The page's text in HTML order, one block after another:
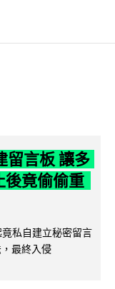
留言板 讓多
後竟偷偷重
私自建立秘密留言
最終入侵